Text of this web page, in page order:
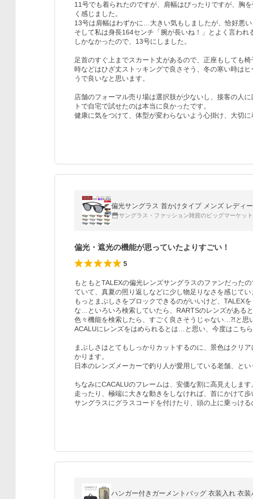
11号でも着られたのですが、肩幅はぴったりですが、胸
く感じました。
13号は肩幅はわずかに…大きい気もしましたが、恰好悪い
そして私は身長164センチ「腕が長いね！」とよく言わ
しかなかったので、13号にしました。
足首のすぐ上までスカート丈があるので、正座もしても
時などはひざ丈ストッキングで良さそう、冬の寒い時は
うで良いなと思います。
店舗のフォーマル売り場は選択肢が少ないし、接客の人
トで自宅で試せたのは本当に良かったです。
サングラス・ファッション雑貨のビッグマーケット
偏光・遮光の機能が思っていたよりすごい！
5
もともとTALEXの偏光レンズサングラスのファンだった
ていて、真夏の照り返しなどに少し物足りなさを感じてい
もっとまぶしさをブロックできるのがいいけど、TALEX
な…といろいろ検索していたら、RARTSのレンズがあると
色々機能を検索したら、すごく良さそうじゃない…⁈と思
ACALUにレンズをはめられるとは…と思い、今度はこち
まぶしさはとてもしっかりカットするのに、景色はクリ
かります。
日本のレンズメーカーで釣り人が愛用している老舗、とい
ちなみにCACALUのフレームは、安価な割に高見えします
走ったり、極端に大きな動きをしなければ、首にかけて歩